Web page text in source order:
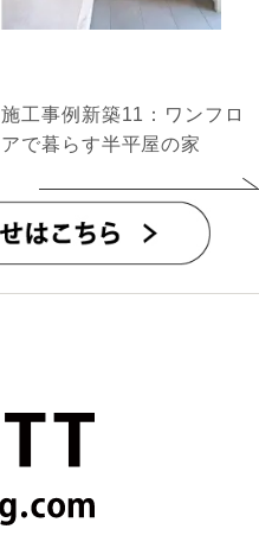
施工事例新築11：ワンフロ
アで暮らす半平屋の家